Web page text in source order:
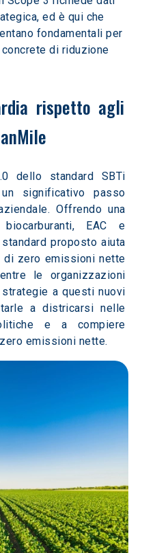
ed è qui che
fondamentali per
di riduzione
rispetto agli
dello standard SBTi
significativo passo
Offrendo una
EAC e
proposto aiuta
zero emissioni nette
le organizzazioni
a questi nuovi
a districarsi nelle
e a compiere
emissioni nette.